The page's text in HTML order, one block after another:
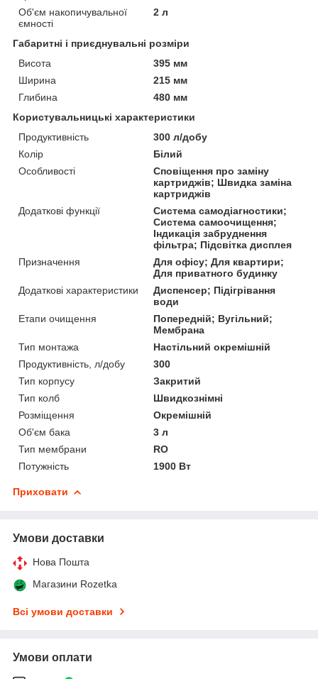
Об'єм накопичувальної
ємності
2 л
Габаритні і приєднувальні розміри
Висота
395 мм
Ширина
215 мм
Глибина
480 мм
Користувальницькі характеристики
Продуктивність
300 л/добу
Колір
Білий
Особливості
Сповіщення про заміну
картриджів; Швидка заміна
картриджів
Додаткові функції
Система самодіагностики;
Система самоочищення;
Індикація забруднення
фільтра; Підсвітка дисплея
Призначення
Для офісу; Для квартири;
Для приватного будинку
Додаткові характеристики
Диспенсер; Підігрівання
води
Етапи очищення
Попередній; Вугільний;
Мембрана
Тип монтажа
Настільний окремішній
Продуктивність, л/добу
300
Тип корпусу
Закритий
Тип колб
Швидкознімні
Розміщення
Окремішній
Об'єм бака
3 л
Тип мембрани
RO
Потужність
1900 Вт
Приховати
Умови доставки
Нова Пошта
Магазини Rozetka
Всі умови доставки
Умови оплати